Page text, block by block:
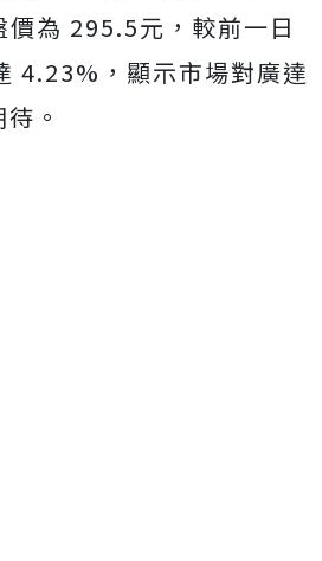
為 295.5元，較前一日
4.23%，顯示市場對廣達
。